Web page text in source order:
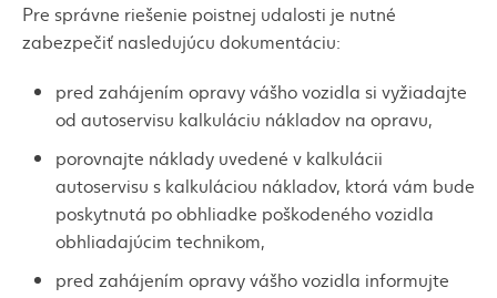
Pre správne riešenie poistnej udalosti je nutné
zabezpečiť nasledujúcu dokumentáciu:
pred zahájením opravy vášho vozidla si vyžiadajte
od autoservisu kalkuláciu nákladov na opravu,
porovnajte náklady uvedené v kalkulácii
autoservisu s kalkuláciou nákladov, ktorá vám bude
poskytnutá po obhliadke poškodeného vozidla
obhliadajúcim technikom,
pred zahájením opravy vášho vozidla informujte